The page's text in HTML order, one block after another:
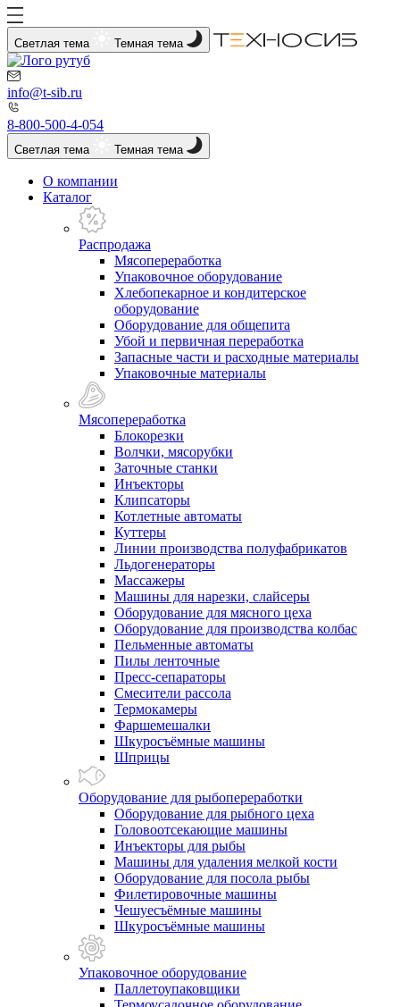
Светлая тема Темная тема
info@t-sib.ru
8-800-500-4-054
Светлая тема Темная тема
О компании
Каталог
Распродажа
Мясопереработка
Упаковочное оборудование
Хлебопекарное и кондитерское
оборудование
Оборудование для общепита
Убой и первичная переработка
Запасные части и расходные материалы
Упаковочные материалы
Мясопереработка
Блокорезки
Волчки, мясорубки
Заточные станки
Инъекторы
Клипсаторы
Котлетные автоматы
Куттеры
Линии производства полуфабрикатов
Льдогенераторы
Массажеры
Машины для нарезки, слайсеры
Оборудование для мясного цеха
Оборудование для производства колбас
Пельменные автоматы
Пилы ленточные
Пресс-сепараторы
Смесители рассола
Термокамеры
Фаршемешалки
Шкуросъёмные машины
Шприцы
Оборудование для рыбопереработки
Оборудование для рыбного цеха
Головоотсекающие машины
Инъекторы для рыбы
Машины для удаления мелкой кости
Оборудование для посола рыбы
Филетировочные машины
Чешуесъёмные машины
Шкуросъёмные машины
Упаковочное оборудование
Паллетоупаковщики